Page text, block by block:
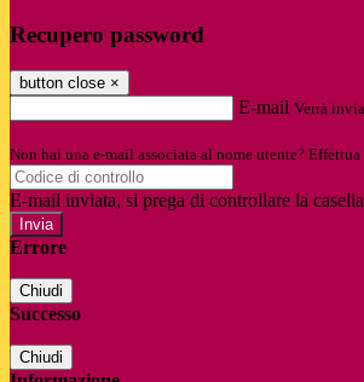
Recupero password
button close ×
E-mail Verrà
Non hai una e-mail associata al nome utente?
E-mail inviata, si prega di controllare la
Errore
Chiudi
Successo
Chiudi